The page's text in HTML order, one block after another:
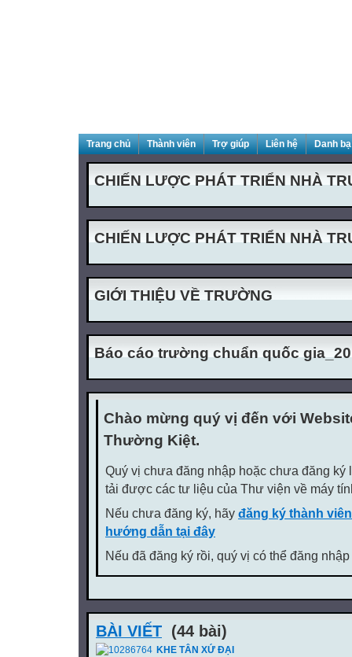
Trang chủ Thành viên Trợ giúp Liên hệ Danh
CHIẾN LƯỢC PHÁT TRIỂN NHÀ
CHIẾN LƯỢC PHÁT TRIỂN NHÀ
GIỚI THIỆU VỀ TRƯỜNG
Báo cáo trường chuẩn quốc
Chào mừng quý vị đến với
Thường Kiệt.
Quý vị chưa đăng nhập hoặc chưa đăng ký
tải được các tư liệu của Thư viện về máy
Nếu chưa đăng ký, hãy đăng ký thành
hướng dẫn tại đây
Nếu đã đăng ký rồi, quý vị có thể đăng
BÀI VIẾT (44 bài)
KHE TÂN XỨ ĐẠI